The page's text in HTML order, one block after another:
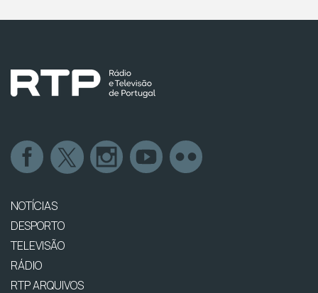
NOTÍCIAS
DESPORTO
TELEVISÃO
RÁDIO
RTP ARQUIVOS